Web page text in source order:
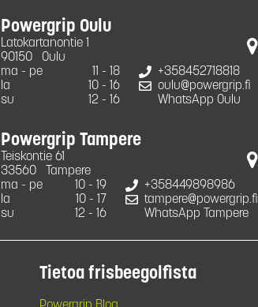
Powergrip Oulu
Latokartanontie 1
90150
Oulu
ma - pe
11 - 18
la
10 - 16
su
12 - 16
+358452718818
oulu@powergrip.fi
WhatsApp Oulu
Powergrip Tampere
Teiskontie 61
33560
Tampere
ma - pe
10 - 19
la
10 - 17
su
12 - 16
+358449898986
tampere@powergrip.fi
WhatsApp Tampere
Tietoa frisbeegolfista